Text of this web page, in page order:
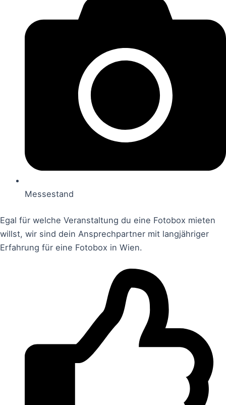
Messestand
Egal für welche Veranstaltung du eine Fotobox mieten
willst, wir sind dein Ansprechpartner mit langjähriger
Erfahrung für eine Fotobox in Wien.